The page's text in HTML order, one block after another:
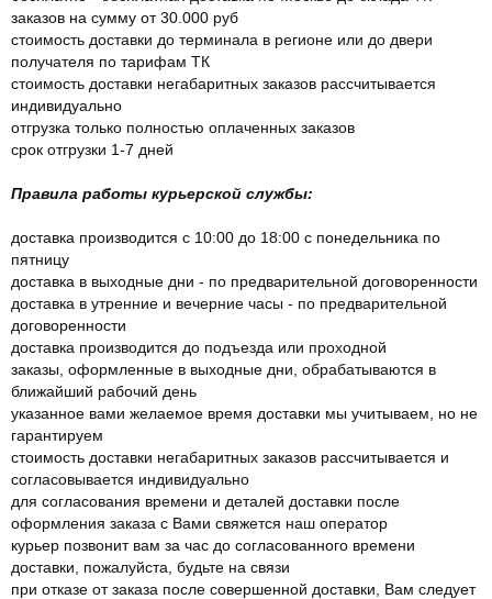
заказов на сумму от 30.000 руб
стоимость доставки до терминала в регионе или до двери
получателя по тарифам ТК
стоимость доставки негабаритных заказов рассчитывается
индивидуально
отгрузка только полностью оплаченных заказов
срок отгрузки 1-7 дней
Правила работы курьерской службы:
доставка производится с 10:00 до 18:00 с понедельника по
пятницу
доставка в выходные дни - по предварительной договоренности
доставка в утренние и вечерние часы - по предварительной
договоренности
доставка производится до подъезда или проходной
заказы, оформленные в выходные дни, обрабатываются в
ближайший рабочий день
указанное вами желаемое время доставки мы учитываем, но не
гарантируем
стоимость доставки негабаритных заказов рассчитывается и
согласовывается индивидуально
для согласования времени и деталей доставки после
оформления заказа с Вами свяжется наш оператор
курьер позвонит вам за час до согласованного времени
доставки, пожалуйста, будьте на связи
при отказе от заказа после совершенной доставки, Вам следует